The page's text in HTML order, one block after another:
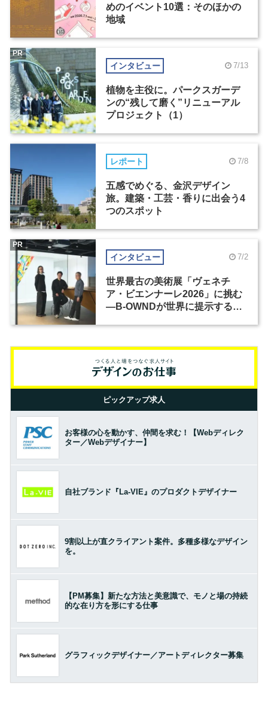
めのイベント10選：そのほかの
地域
インタビュー 7/13
植物を主役に。パークスガーデ
ンの“残して磨く”リニューアル
プロジェクト（1）
PR
レポート 7/8
五感でめぐる、金沢デザイン
旅。建築・工芸・香りに出会う4
つのスポット
インタビュー 7/2
世界最古の美術展「ヴェネチ
ア・ビエンナーレ2026」に挑む
―B-OWNDが世界に提示する美
PR
ピックアップ求人
お客様の心を動かす、仲間を求む！【Webディレク
ター／Webデザイナー】
自社ブランド『La-VIE』のプロダクトデザイナー
9割以上が直クライアント案件。多種多様なデザイン
を。
【PM募集】新たな方法と美意識で、モノと場の持続
的な在り方を形にする仕事
グラフィックデザイナー／アートディレクター募集